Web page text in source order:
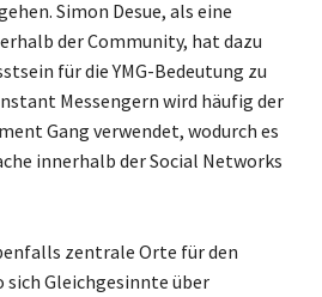
Simon Desue, als eine
der Community, hat dazu
für die YMG-Bedeutung zu
Messengern wird häufig der
Gang verwendet, wodurch es
innerhalb der Social Networks
zentrale Orte für den
sich Gleichgesinnte über